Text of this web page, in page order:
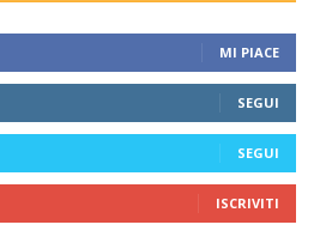
MI PIACE
SEGUI
SEGUI
ISCRIVITI